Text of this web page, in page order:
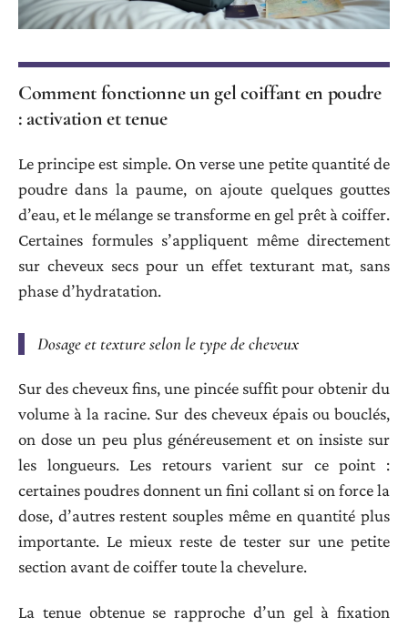
Comment fonctionne un gel coiffant en poudre
: activation et tenue
Le principe est simple. On verse une petite quantité de
poudre dans la paume, on ajoute quelques gouttes
d’eau, et le mélange se transforme en gel prêt à coiffer.
Certaines formules s’appliquent même directement
sur cheveux secs pour un effet texturant mat, sans
phase d’hydratation.
Dosage et texture selon le type de cheveux
Sur des cheveux fins, une pincée suffit pour obtenir du
volume à la racine. Sur des cheveux épais ou bouclés,
on dose un peu plus généreusement et on insiste sur
les longueurs. Les retours varient sur ce point :
certaines poudres donnent un fini collant si on force la
dose, d’autres restent souples même en quantité plus
importante. Le mieux reste de tester sur une petite
section avant de coiffer toute la chevelure.
La tenue obtenue se rapproche d’un gel à fixation